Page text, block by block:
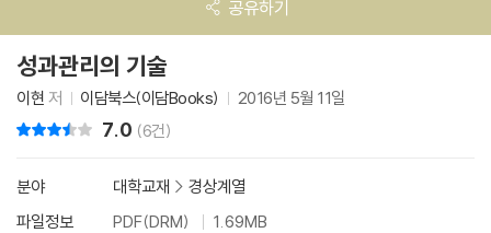
공유하기
성과관리의 기술
이현 저 이담북스(이담Books) 2016년 5월 11일
7.0 (6건)
분야 대학교재 > 경상계열
파일정보
PDF(DRM)
1.69MB